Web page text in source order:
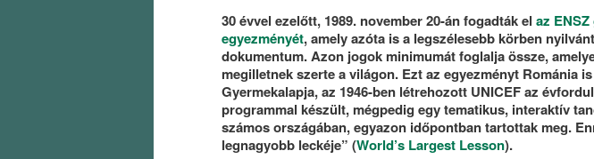
30 évvel ezelőtt, 1989. november 20-án fogadták el az
egyezményét, amely azóta is a legszélesebb körben
dokumentum. Azon jogok minimumát foglalja össze,
megilletnek szerte a világon. Ezt az egyezményt Románia
Gyermekalapja, az 1946-ben létrehozott UNICEF az
programmal készült, mégpedig egy tematikus, interaktív
számos országában, egyazon időpontban tartottak meg.
legnagyobb leckéje” (World’s Largest Lesson).